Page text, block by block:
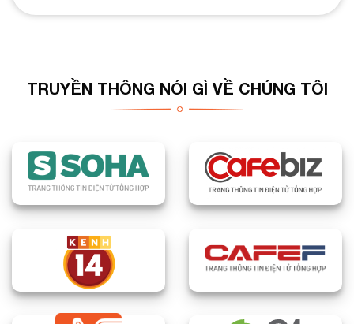
TRUYỀN THÔNG NÓI GÌ VỀ CHÚNG TÔI